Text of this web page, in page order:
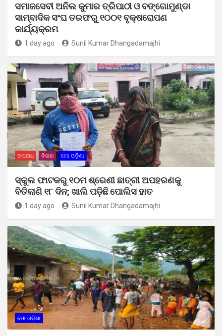
ସମାଜସେବୀ ଅନିଲ କୁମାର ତ୍ରିପାଠୀ ଓ ବଙ୍ଗୋମୁଣ୍ଡା
ସାମ୍ବାଦିକ ସଂଘ ତରଫରୁ ୧୦୦୧ ବୃକ୍ଷରୋପଣ
କାର୍ଯ୍ୟକ୍ରମ
1 day ago Sunil Kumar Dhangadamajhi
ଅପରାଧ ବିଚାର ମୋ ଓଡ଼ିଶା
ସ୍କୁଲ ଫାଟକରୁ ୧୦ମ ଶ୍ରେଣୀ ଛାତ୍ରୀ ଅପହରଣକୁ
ବିତିଲାଣି ୧୮ ଦିନ; ଖାଲି ପଡ଼ିଛି ପୋଲିସ ହାତ
1 day ago Sunil Kumar Dhangadamajhi
ମୋ ଓଡ଼ିଶା